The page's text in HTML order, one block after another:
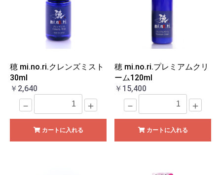
穂 mi.no.ri.クレンズミスト
30ml
￥2,640
－ ＋
カートに入れる
穂 mi.no.ri.プレミアムクリ
ーム120ml
￥15,400
－ ＋
カートに入れる